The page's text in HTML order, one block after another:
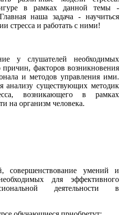
в рамках данной темы -
наша задача - научиться
стресса и работать с ними!
у слушателей необходимых
причин, факторов возникновения
и методов управления ими.
анализу существующих методик
возникающего в рамках
на организм человека.
совершенствование умений и
для эффективного
деятельности в